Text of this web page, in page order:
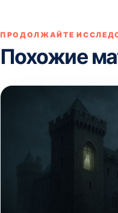
ПРОДОЛЖАЙТЕ
Похожие